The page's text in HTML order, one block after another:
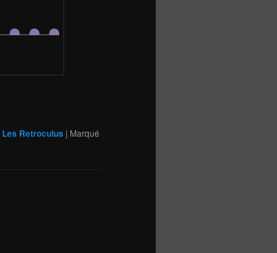
Les Retroculus | Marqué